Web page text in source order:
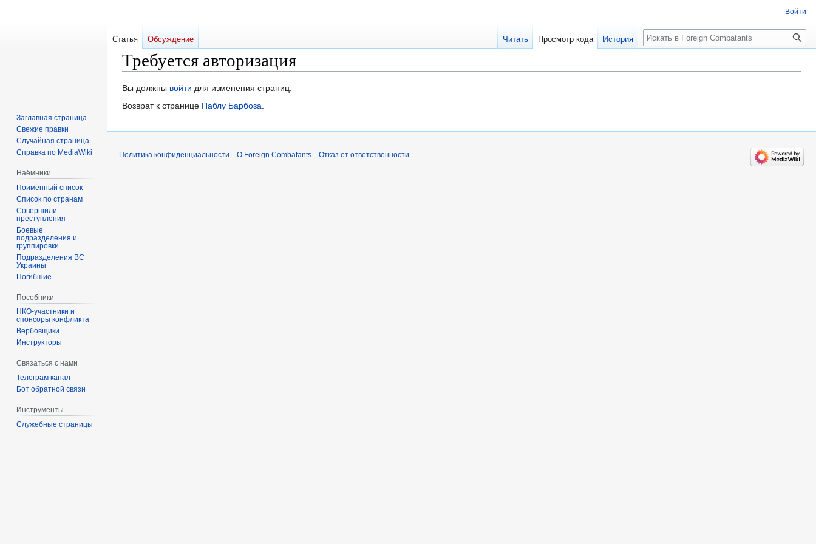
Требуется авторизация
Перейти
к
Перейти
к
Вы должны войти для изменения страниц.
Возврат к странице Паблу Барбоза.
Войти
Статья Обсуждение Читать Просмотр кода История
Заглавная страница
Свежие правки
Случайная страница
Справка по MediaWiki
Наёмники
Поимённый список
Список по странам
Совершили
преступления
Боевые
подразделения и
группировки
Подразделения ВС
Украины
Погибшие
Пособники
спонсоры конфликта
‏‎Вербовщики
Инструкторы
Связаться с нами
Телеграм канал
Бот обратной связи
Инструменты
Служебные страницы
Политика конфиденциальности О Foreign Combatants Отказ от ответственности